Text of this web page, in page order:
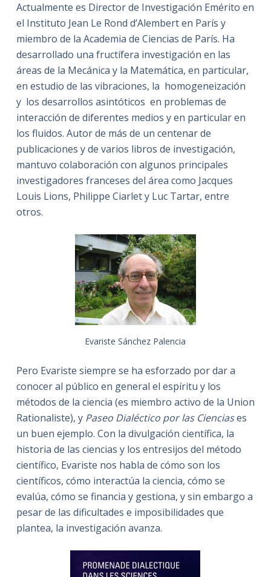
Actualmente es Director de Investigación Emérito en
el Instituto Jean Le Rond d’Alembert en París y
miembro de la Academia de Ciencias de París. Ha
desarrollado una fructífera investigación en las
áreas de la Mecánica y la Matemática, en particular,
en estudio de las vibraciones, la homogeneización
y los desarrollos asintóticos en problemas de
interacción de diferentes medios y en particular en
los fluidos. Autor de más de un centenar de
publicaciones y de varios libros de investigación,
mantuvo colaboración con algunos principales
investigadores franceses del área como Jacques
Louis Lions, Philippe Ciarlet y Luc Tartar, entre
otros.
Evariste Sánchez Palencia
Pero Evariste siempre se ha esforzado por dar a
conocer al público en general el espíritu y los
métodos de la ciencia (es miembro activo de la Union
Rationaliste), y Paseo Dialéctico por las Cienciases
un buen ejemplo. Con la divulgación científica, la
historia de las ciencias y los entresijos del método
científico, Evariste nos habla de cómo son los
científicos, cómo interactúa la ciencia, cómo se
evalúa, cómo se financia y gestiona, y sin embargo a
pesar de las dificultades e imposibilidades que
plantea, la investigación avanza.